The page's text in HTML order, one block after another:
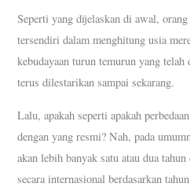
Seperti yang dijelaskan di awal,
tersendiri dalam menghitung usia
kebudayaan turun temurun yang
terus dilestarikan sampai sekarang.
Lalu, apakah seperti apakah
dengan yang resmi? Nah, pada
akan lebih banyak satu atau dua
secara internasional berdasarkan